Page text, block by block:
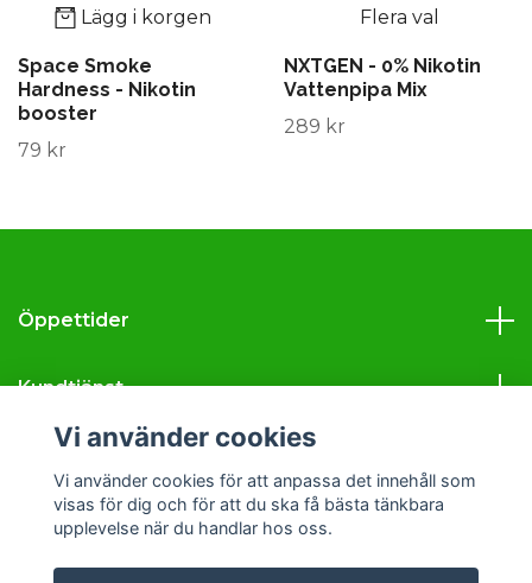
Lägg i korgen
Space Smoke
Hardness - Nikotin
booster
79 kr
Flera val
NXTGEN - 0% Nikotin
Vattenpipa Mix
289 kr
Öppettider
Kundtjänst
Läs mer
Sociala medier
Vi använder cookies
Vi använder cookies för att anpassa det innehåll som
visas för dig och för att du ska få bästa tänkbara
upplevelse när du handlar hos oss.